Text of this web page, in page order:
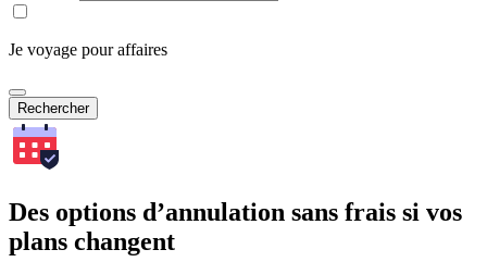
Je voyage pour affaires
Rechercher
Des options d’annulation sans frais si vos
plans changent